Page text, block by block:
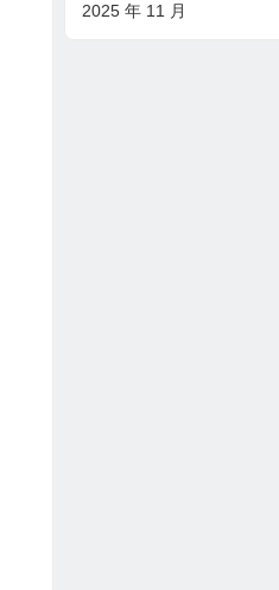
2025 年 11 月